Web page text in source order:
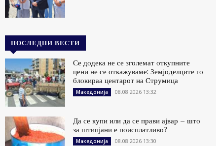
ПОСЛЕДНИ ВЕСТИ
Се додека не се зголемат откупните
цени не се откажуваме: Земјоделците го
блокираа центарот на Струмица
Македонија 08.08.2026 13:32
Да се купи или да се прави ајвар – што
за штипјани е поисплатливо?
Македонија 08.08.2026 13:30